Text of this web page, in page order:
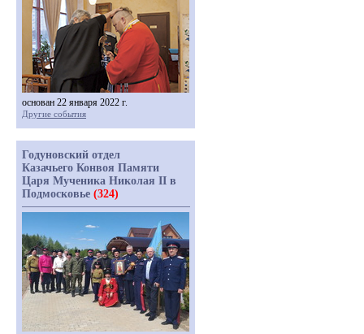
основан 22 января 2022 г.
Другие события
Годуновский отдел
Казачьего Конвоя Памяти
Царя Мученика Николая II в
Подмосковье (324)